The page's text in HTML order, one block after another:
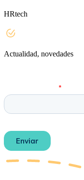
HRtech
Actualidad, novedades